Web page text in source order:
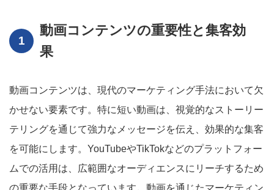
動画コンテンツの重要性と集客効
果
動画コンテンツは、現代のマーケティング手法において欠
かせない要素です。特に短い動画は、視覚的なストーリー
テリングを通じて強力なメッセージを伝え、効果的な集客
を可能にします。YouTubeやTikTokなどのプラットフォー
ムでの活用は、広範囲なオーディエンスにリーチするため
の重要な手段となっています。動画を通じたマーケティン